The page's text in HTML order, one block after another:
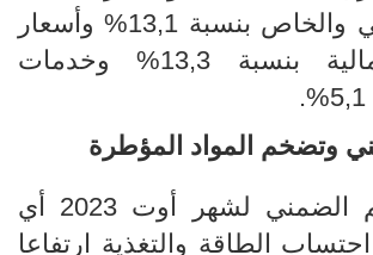
بنسبة 13,1%
و أسعار
بنسبة
13,3% وخدمات
5,1%
.
وتضخم المواد المؤطرة
التضخم الضمني لشهر أوت 2023 أي
الطاقة والتغذية
ارتفاعا